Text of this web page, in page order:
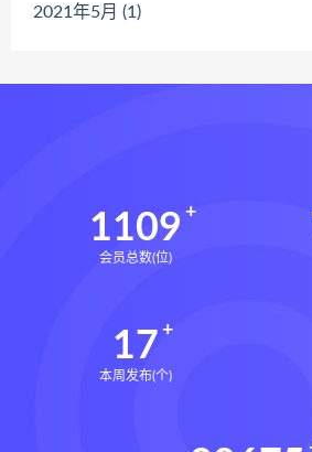
2021年5月 (1)
1109
会员总数(位)
17
本周发布(个)